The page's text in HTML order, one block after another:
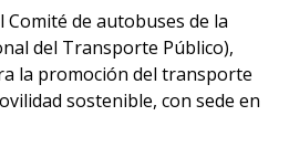
de autobuses de la
del Transporte Público),
la promoción del transporte
sostenible, con sede en